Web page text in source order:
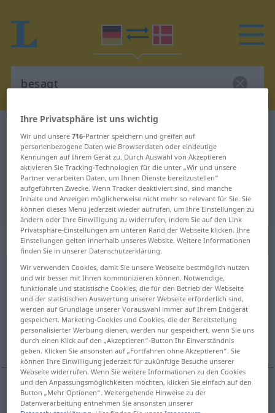
Deutsch-Dänisch Übersetzung für
"besagt"
"besagt" Dänisch Übersetzung
„besagt“
besagt
Übersicht aller Übersetzungen
(Für mehr Details die Übersetzung anklicken/antippen)
omtalt, ovennævnt
omtalt,ovennævnt besagt
Ihre Privatsphäre ist uns wichtig
Wir und unsere716-Partner speichern und greifen auf
personenbezogene Daten wie Browserdaten oder eindeutige
Kennungen auf Ihrem Gerät zu. Durch Auswahl von Akzeptieren
aktivieren Sie Tracking-Technologien für die unter „Wir und unsere
Partner verarbeiten Daten, um Ihnen Dienste bereitzustellen“
aufgeführten Zwecke. Wenn Tracker deaktiviert sind, sind manche
Inhalte und Anzeigen möglicherweise nicht mehr so relevant für Sie. Sie
können dieses Menü jederzeit wieder aufrufen, um Ihre Einstellungen zu
ändern oder Ihre Einwilligung zu widerrufen, indem Sie auf den Link
Privatsphäre-Einstellungen am unteren Rand der Webseite klicken. Ihre
Einstellungen gelten innerhalb unseres Website. Weitere Informationen
finden Sie in unserer Datenschutzerklärung.
Wir verwenden Cookies, damit Sie unsere Webseite bestmöglich nutzen
und wir besser mit Ihnen kommunizieren können. Notwendige,
funktionale und statistische Cookies, die für den Betrieb der Webseite
und der statistischen Auswertung unserer Webseite erforderlich sind,
werden auf Grundlage unserer Vorauswahl immer auf Ihrem Endgerät
gespeichert. Marketing-Cookies und Cookies, die der Bereitstellung
personalisierter Werbung dienen, werden nur gespeichert, wenn Sie uns
durch einen Klick auf den „Akzeptieren“-Button Ihr Einverständnis
geben. Klicken Sie ansonsten auf „Fortfahren ohne Akzeptieren“. Sie
können Ihre Einwilligung jederzeit für zukünftige Besuche unserer
Webseite widerrufen. Wenn Sie weitere Informationen zu den Cookies
und den Anpassungsmöglichkeiten möchten, klicken Sie einfach auf den
Button „Mehr Optionen“. Weitergehende Hinweise zu der
Datenverarbeitung entnehmen Sie ansonsten unserer